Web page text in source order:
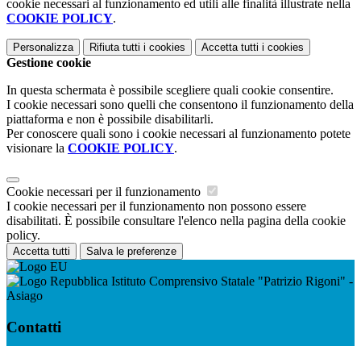
cookie necessari al funzionamento ed utili alle finalità illustrate nella
COOKIE POLICY.
Personalizza Rifiuta tutti i cookies Accetta tutti i cookies
Gestione cookie
In questa schermata è possibile scegliere quali cookie consentire.
I cookie necessari sono quelli che consentono il funzionamento della
piattaforma e non è possibile disabilitarli.
Per conoscere quali sono i cookie necessari al funzionamento potete
visionare la COOKIE POLICY.
Cookie necessari per il funzionamento
I cookie necessari per il funzionamento non possono essere
disabilitati. È possibile consultare l'elenco nella pagina della cookie
policy.
Accetta tutti Salva le preferenze
Istituto Comprensivo Statale "Patrizio Rigoni" -
Asiago
Contatti